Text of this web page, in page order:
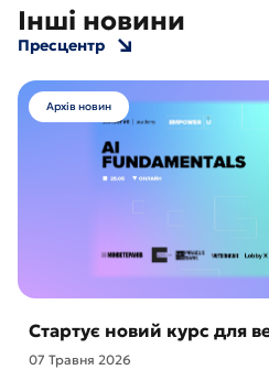
Інші новини
Пресцентр
Архів новин
Стартує новий курс для
07 Травня 2026